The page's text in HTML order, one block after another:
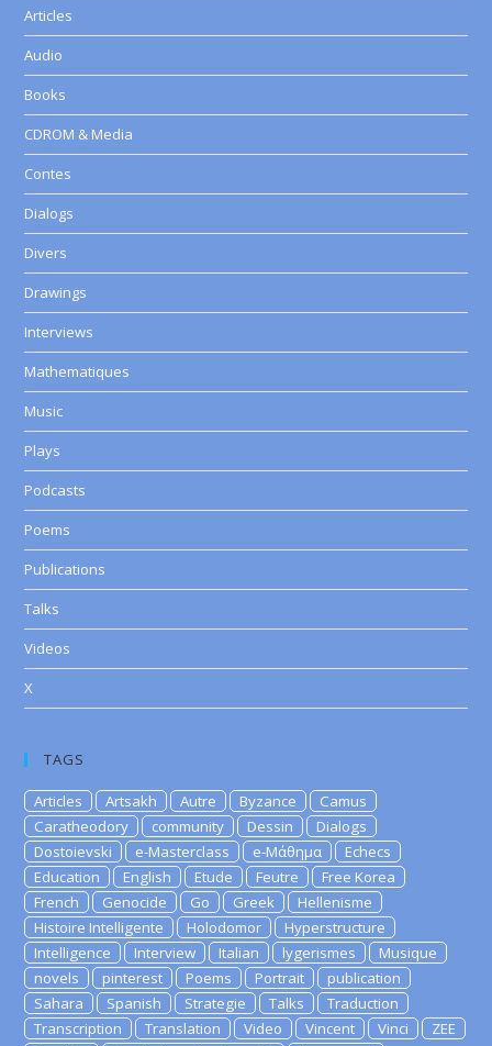
Articles
Audio
Books
CDROM & Media
Contes
Dialogs
Divers
Drawings
Interviews
Mathematiques
Music
Plays
Podcasts
Poems
Publications
Talks
Videos
X
TAGS
Articles Artsakh Autre Byzance
Camus
Caratheodory
community Dessin
Dialogs
Dostoievski
e-Masterclass e-Μάθημα
Echecs
Education
English Etude Feutre
Free Korea
French
Genocide Go Greek
Hellenisme
Histoire Intelligente
Holodomor
Hyperstructure
Intelligence
Interview Italian lygerismes
Musique
novels
pinterest Poems Portrait
publication
Sahara
Spanish Strategie Talks
Traduction
Transcription
Translation Video Vincent Vinci
ZEE